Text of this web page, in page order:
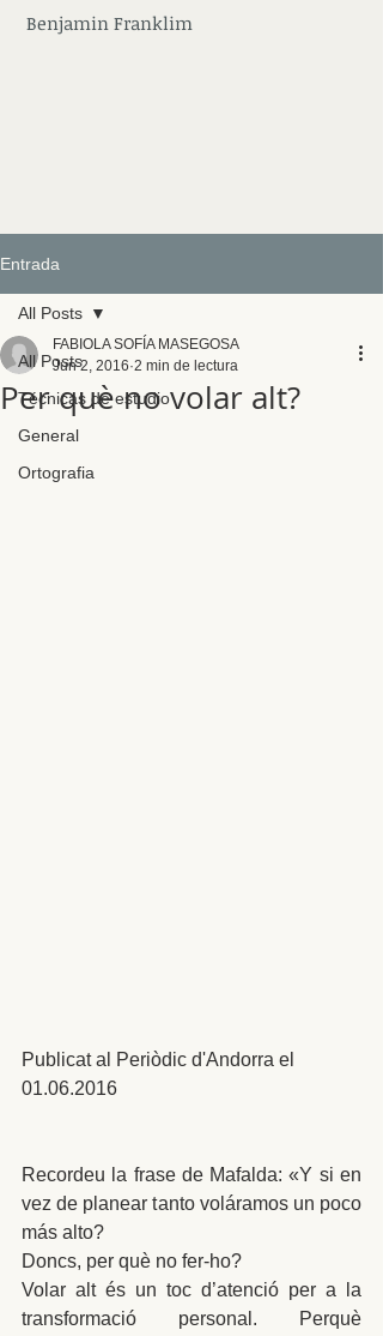
Benjamin Franklim
Entrada
All Posts
Técnicas de estudio
General
Ortografia
All Posts
Per què no volar alt?
FABIOLA SOFÍA MASEGOSA
Jun 2, 2016 2 min de lectura
Publicat al Periòdic d'Andorra el
01.06.2016
Recordeu la frase de Mafalda: «Y si en
vez de planear tanto voláramos un poco
más alto?
Doncs, per què no fer-ho?
Volar alt és un toc d’atenció per a la
transformació personal. Perquè